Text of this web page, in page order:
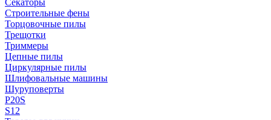
Секаторы
Строительные фены
Торцовочные пилы
Трещотки
Триммеры
Цепные пилы
Циркулярные пилы
Шлифовальные машины
Шуруповерты
P20S
S12